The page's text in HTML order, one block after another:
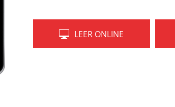
LEER ONLINE